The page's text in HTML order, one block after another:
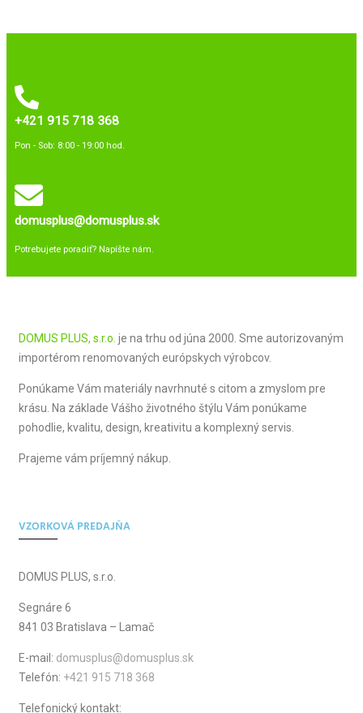
+421 915 718 368
Pon - Sob: 8:00 - 19:00 hod.
domusplus@domusplus.sk
Potrebujete poradiť? Napíšte nám.
DOMUS PLUS, s.r.o. je na trhu od júna 2000. Sme autorizovaným
importérom renomovaných európskych výrobcov.
Ponúkame Vám materiály navrhnuté s citom a zmyslom pre
krásu. Na základe Vášho životného štýlu Vám ponúkame
pohodlie, kvalitu, design, kreativitu a komplexný servis.
Prajeme vám príjemný nákup.
VZORKOVÁ PREDAJŇA
DOMUS PLUS, s.r.o.
Segnáre 6
841 03 Bratislava – Lamač
E-mail: domusplus@domusplus.sk
Telefón: +421 915 718 368
Telefonický kontakt: